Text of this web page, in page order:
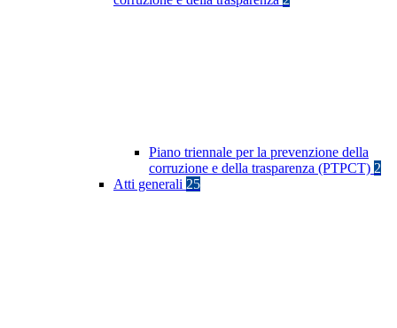
Piano triennale per la prevenzione della
corruzione e della trasparenza (PTPCT) 2
Atti generali 25